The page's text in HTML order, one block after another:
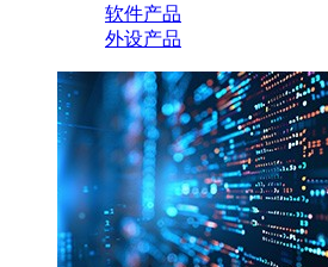
软件产品
外设产品